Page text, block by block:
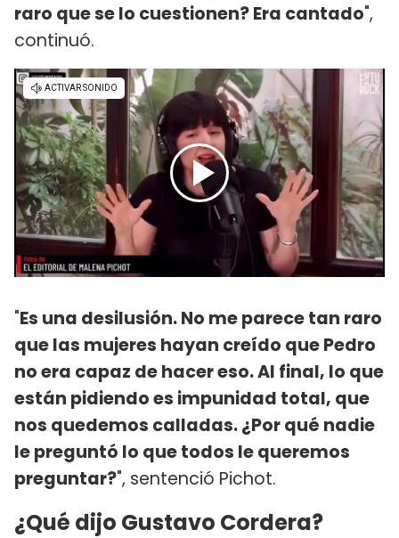
raro que se lo cuestionen? Era cantado",
continuó.
"Es una desilusión. No me parece tan raro
que las mujeres hayan creído que Pedro
no era capaz de hacer eso. Al final, lo que
están pidiendo es impunidad total, que
nos quedemos calladas. ¿Por qué nadie
le preguntó lo que todos le queremos
preguntar?", sentenció Pichot.
¿Qué dijo Gustavo Cordera?